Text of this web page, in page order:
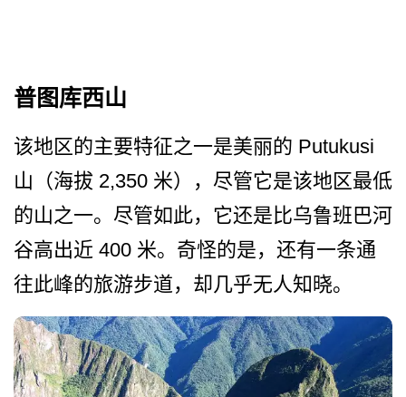
普图库西山
该地区的主要特征之一是美丽的 Putukusi
山（海拔 2,350 米），尽管它是该地区最低
的­山之一。尽管如此，它还是比乌鲁班巴河
谷高出近 400 米。奇怪的是，还有一条通
往­此峰的旅游步道，却几乎无人知晓。